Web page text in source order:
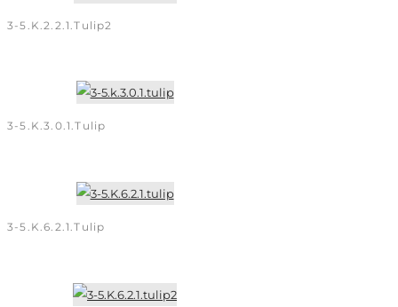
3-5.K.2.2.1.tulip2
3-5.k.3.0.1.tulip
3-5.K.6.2.1.tulip